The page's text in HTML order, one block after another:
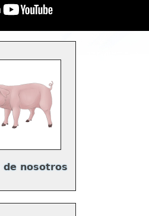
de nosotros